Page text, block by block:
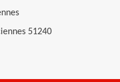
51240